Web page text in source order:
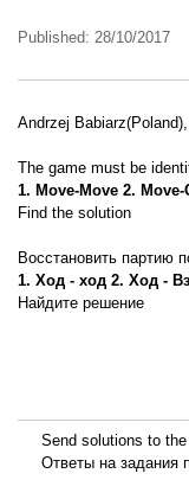
Published: 28/10/2017
Andrzej
The game must be
1. Move-Move 2.
Find the solution
Восстановить партию
1. Ход - ход 2. Ход -
Найдите решение
Send solutions to
Ответы на задания